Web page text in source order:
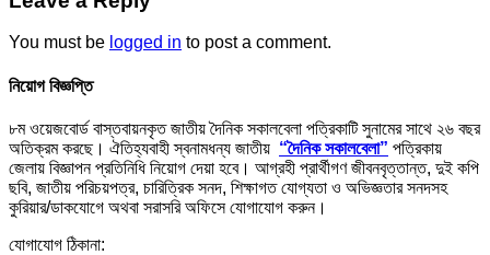
You must be logged in to post a comment.
নিয়োগ বিজ্ঞপ্তি
৮ম ওয়েজবোর্ড বাস্তবায়নকৃত জাতীয় দৈনিক সকালবেলা পত্রিকাটি সুনামের সাথে ২৬ বছর
অতিক্রম করছে। ঐতিহ্যবাহী স্বনামধন্য জাতীয় “দৈনিক সকালবেলা” পত্রিকায়
জেলায় বিজ্ঞাপন প্রতিনিধি নিয়োগ দেয়া হবে। আগ্রহী প্রার্থীগণ জীবনবৃত্তান্ত, দুই কপি
ছবি, জাতীয় পরিচয়পত্র, চারিত্রিক সনদ, শিক্ষাগত যোগ্যতা ও অভিজ্ঞতার সনদসহ
কুরিয়ার/ডাকযোগে অথবা সরাসরি অফিসে যোগাযোগ করুন।
যোগাযোগ ঠিকানা: